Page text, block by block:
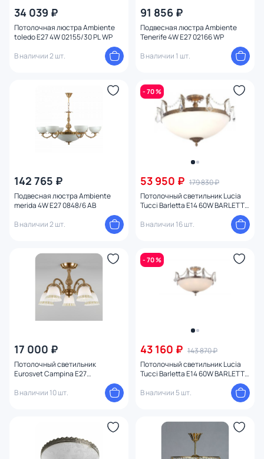
34 039 ₽
Потолочная люстра Ambiente
toledo E27 4W 02155/30 PL WP
В наличии 2 шт.
91 856 ₽
Подвесная люстра Ambiente
Tenerife 4W E27 02166 WP
В наличии 1 шт.
142 765 ₽
Подвесная люстра Ambiente
merida 4W E27 0848/6 AB
В наличии 2 шт.
- 70 %
53 950 ₽ 179 830 ₽
Потолочный светильник Lucia
Tucci Barletta E14 60W BARLETTA
В наличии 16 шт.
17 000 ₽
Потолочный светильник
Eurosvet Campina E27
В наличии 10 шт.
- 70 %
43 160 ₽ 143 870 ₽
Потолочный светильник Lucia
Tucci Barletta E14 60W BARLETTA
В наличии 5 шт.
Ширина (мм)
Количество ламп
Цоколь
Назначение
Форма
плафон 68
Форма плафона
Оформление
Способ крепления